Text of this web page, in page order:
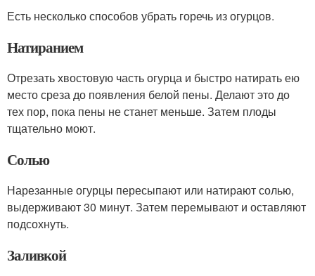
Есть несколько способов убрать горечь из огурцов.
Натиранием
Отрезать хвостовую часть огурца и быстро натирать ею
место среза до появления белой пены. Делают это до
тех пор, пока пены не станет меньше. Затем плоды
тщательно моют.
Солью
Нарезанные огурцы пересыпают или натирают солью,
выдерживают 30 минут. Затем перемывают и оставляют
подсохнуть.
Заливкой